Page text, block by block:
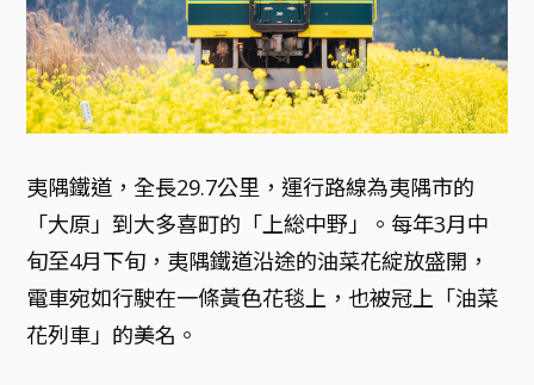
夷隅鐵道，全長29.7公里，運行路線為夷隅市的
「大原」到大多喜町的「上総中野」。每年3月中
旬至4月下旬，夷隅鐵道沿途的油菜花綻放盛開，
電車宛如行駛在一條黃色花毯上，也被冠上「油菜
花列車」的美名。